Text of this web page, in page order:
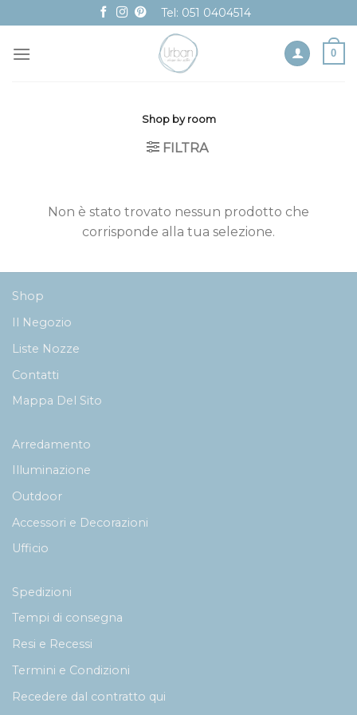
to
content
Tel: 051 0404514
0
Shop by room
FILTRA
Non è stato trovato nessun prodotto che
corrisponde alla tua selezione.
Shop
Il Negozio
Liste Nozze
Contatti
Mappa Del Sito
Arredamento
Illuminazione
Outdoor
Accessori e Decorazioni
Ufficio
Spedizioni
Tempi di consegna
Resi e Recessi
Termini e Condizioni
Recedere dal contratto qui